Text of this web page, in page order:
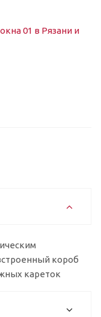
короб
кареток